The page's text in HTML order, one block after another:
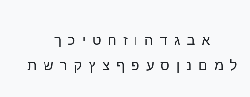
א ב ג ד ה ו ז ח ט י כ ך
ל מ ם נ ן ס ע פ ף צ ץ ק ר ש ת